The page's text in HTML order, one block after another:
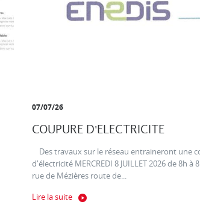
07/07/26
COUPURE D'ELECTRICITE
Des travaux sur le réseau entraineront une
d'électricité MERCREDI 8 JUILLET 2026 de 8h à
rue de Mézières route de...
Lire la suite